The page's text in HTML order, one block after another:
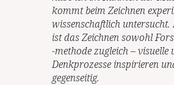
kommt beim Zeichnen
wissenschaftlich
ist das Zeichnen sowohl
-methode zugleich – visuelle
Denkprozesse inspirieren
gegenseitig.